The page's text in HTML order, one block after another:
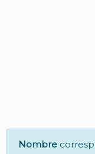
Nombre